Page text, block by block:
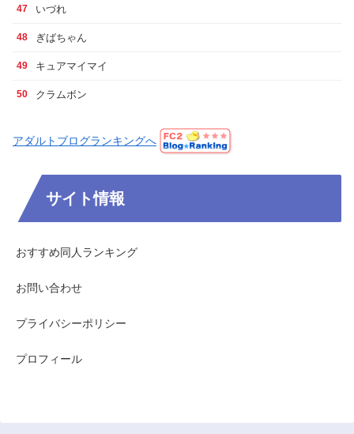
47 いづれ
48 ぎばちゃん
49 キュアマイマイ
50 クラムボン
アダルトブログランキングへ
サイト情報
おすすめ同人ランキング
お問い合わせ
プライバシーポリシー
プロフィール